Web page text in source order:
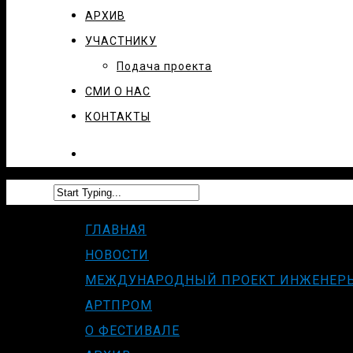
АРХИВ
УЧАСТНИКУ
Подача проекта
СМИ О НАС
КОНТАКТЫ
ГЛАВНАЯ
НОВОСТИ
МЕЖДУНАРОДНЫЙ ПРОЕКТ
АРТПРОМ
О ФЕСТИВАЛЕ